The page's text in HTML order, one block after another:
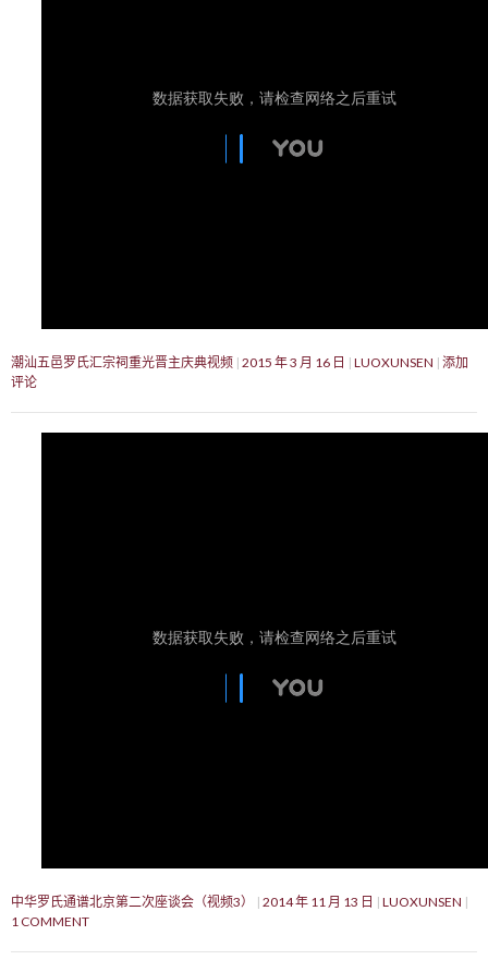
潮汕五邑罗氏汇宗祠重光晋主庆典视频 2015 年 3 月 16 日 LUOXUNSEN 添加
评论
中华罗氏通谱北京第二次座谈会（视频3） 2014 年 11 月 13 日
LUOXUNSEN
1 COMMENT